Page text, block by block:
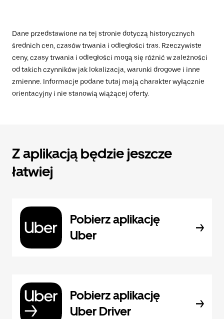
Dane przedstawione na tej stronie dotyczą historycznych
średnich cen, czasów trwania i odległości tras. Rzeczywiste
ceny, czasy trwania i odległości mogą się różnić w zależności
od takich czynników jak lokalizacja, warunki drogowe i inne
zmienne. Informacje podane tutaj mają charakter wyłącznie
orientacyjny i nie stanowią wiążącej oferty.
Z aplikacją będzie jeszcze
łatwiej
Pobierz aplikację
Uber
Pobierz aplikację
Uber Driver